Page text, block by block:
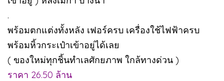
.
พร้อมตกแต่งทั้งหลัง เฟอร์ครบ เครื่องใช้ไฟฟ้าครบ
พร้อมหิ้วกระเป๋าเข้าอยู่ได้เลย
( ของใหม่ทุกชิ้นทำเลศักยภาพ ใกล้ทางด่วน )
ราคา 26.50 ล้าน